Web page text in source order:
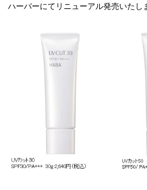
ハーバーにてリニューアル発売いたし